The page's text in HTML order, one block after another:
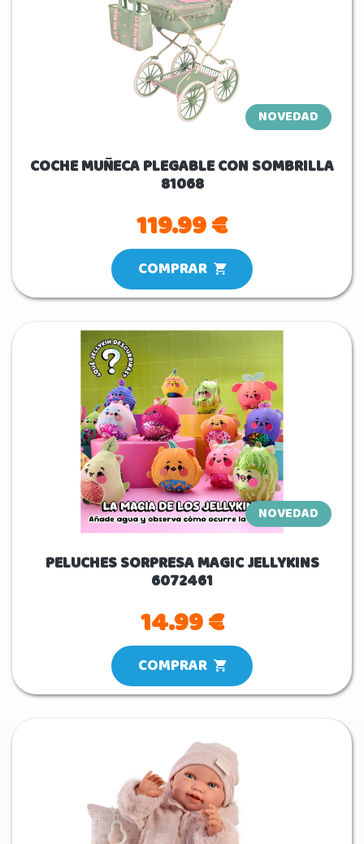
NOVEDAD
COCHE MUÑECA PLEGABLE CON SOMBRILLA
81068
119.99 €
COMPRAR
NOVEDAD
PELUCHES SORPRESA MAGIC JELLYKINS
6072461
14.99 €
COMPRAR